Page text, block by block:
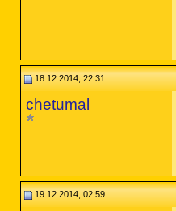
18.12.2014, 22:31
chetumal
19.12.2014, 02:59